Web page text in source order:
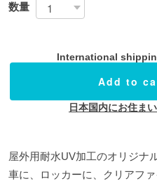
数量
International
Add to
日本国内にお住ま
屋外用耐水UV加工のオリジナ
車に、ロッカーに、クリアフ